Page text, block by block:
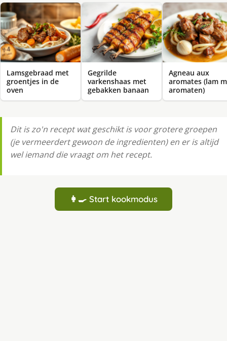
Lamsgebraad met
groentjes in de
oven
Gegrilde
varkenshaas met
gebakken banaan
Agneau aux
aromates (lam
aromaten)
Dit is zo'n recept wat geschikt is voor grotere groepen
(je vermeerdert gewoon de ingredienten) en er is altijd
wel iemand die vraagt om het recept.
👩‍🍳 Start kookmodus